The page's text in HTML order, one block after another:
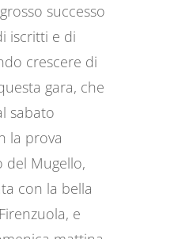
successo
iscritti e di
crescere di
gara, che
sabato
la prova
del Mugello,
con la bella
e